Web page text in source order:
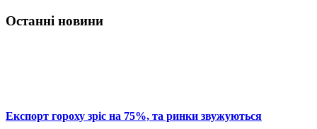
Останні новини
Експорт гороху зріс на 75%, та ринки звужуються